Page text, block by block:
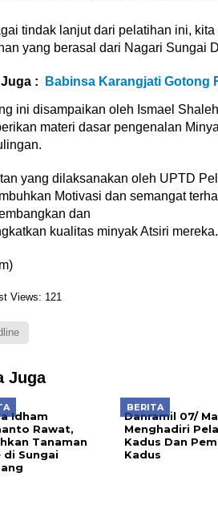
tindak lanjut dari pelatihan ini,
yang berasal dari Nagari Sungai
: Babinsa Karangjati Gotong
ini disampaikan oleh Ismael
materi dasar pengenalan
yang dilaksanakan oleh UPTD
Motivasi dan semangat
dan
kualitas minyak Atsiri mereka.
Views: 121
Juga
Idham
Rawat,
Tanaman
di Sungai
BERITA
Danramil 07/
Menghadiri
Kadus Dan
Kadus